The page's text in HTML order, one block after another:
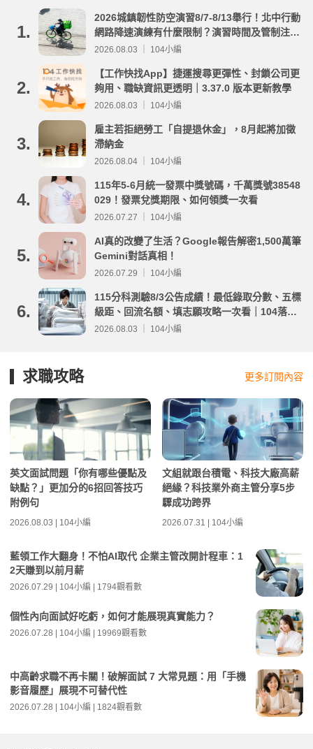
1.
2026城鎮韌性防空演習8/7-8/13舉行！北中行動
網路降速演練有什麼限制？演習時間及管制注意
事項整理
2026.08.03 ｜ 104小編
2.
【工作快找App】捷運搜尋更彈性、封鎖公司更
夠用、職缺資訊更透明｜3.37.0 版本更新教學
2026.08.03 ｜ 104小編
3.
雇主若拒絕勞工「自提退休金」，8月起將加徵
滯納金
2026.08.04 ｜ 104小編
4.
115年5-6月統一發票中獎號碼，千萬獎號38548
029！發票兌獎期限、如何領獎一次看
2026.07.27 ｜ 104小編
5.
AI真的改變了生活？Google報告解密1,500萬筆
Gemini對話真相！
2026.07.29 ｜ 104小編
6.
115分科測驗8/3公告成績！最低錄取分數、五標
級距、回流名額、填志願攻略一次看｜104落點
分析
2026.08.03 ｜ 104小編
求職攻略 更多訂閱內容
英文面試問題「你有哪些優點及
缺點？」更加分的6招回答技巧
附例句
2026.08.03 | 104小編
文組就跟台積電、科技大廠高薪
絕緣？科技業外商主管分享5步
驟成功跨界
2026.07.31 | 104小編
藍領工作大翻身！不怕AI取代 企業主管改開計程車：1
2天賺到以前月薪
2026.07.29 | 104小編 | 1794觀看數
個性內向面試好吃虧，如何才能展現真實能力？
2026.07.28 | 104小編 | 19969觀看數
中高齡求職不再卡關！破解面試 7 大常見題：用「手機
影音履歷」展現不可替代性
2026.07.28 | 104小編 | 1824觀看數